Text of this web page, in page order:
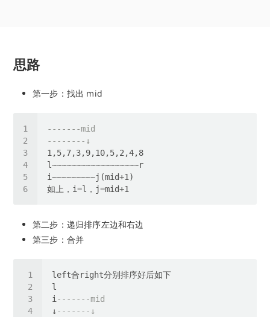
思路
第一步：找出 mid
-------mid
--------↓
第二步：递归排序左边和右边
第三步：合并
i -------mid
↓ -------↓